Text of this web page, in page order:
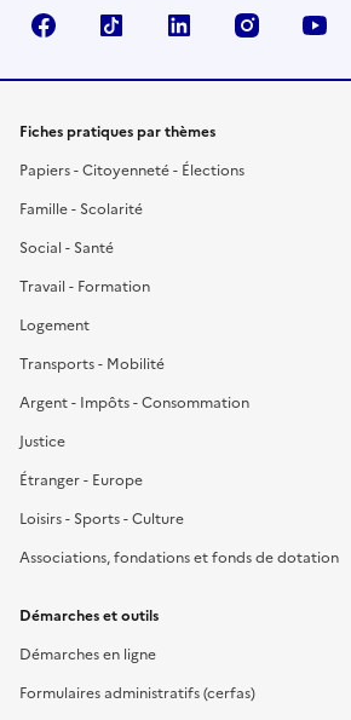
FacebookTikTok LinkedIn Instagram
Fiches pratiques par thèmes
Papiers - Citoyenneté - Élections
Famille - Scolarité
Social - Santé
Travail - Formation
Logement
Transports - Mobilité
Argent - Impôts - Consommation
Justice
Étranger - Europe
Loisirs - Sports - Culture
Associations, fondations et fonds de dotation
Démarches et outils
Démarches en ligne
Formulaires administratifs (cerfas)